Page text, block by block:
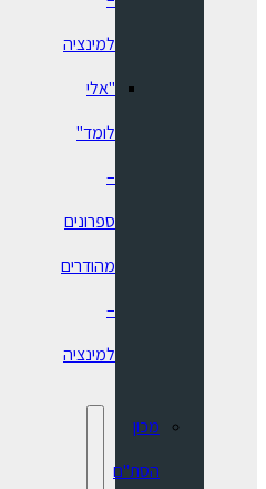
למינציה
"אלי
לומד"
–
ספרונים
מהודרים
–
למינציה
מכון
הסת"ם